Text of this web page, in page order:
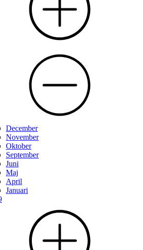
December
November
Oktober
September
Juni
Maj
April
Januari